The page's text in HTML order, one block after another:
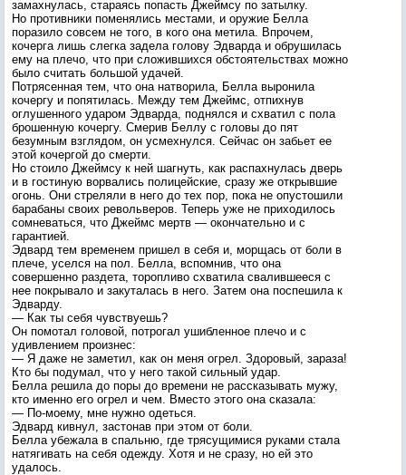
замахнулась, стараясь попасть Джеймсу по затылку.
Но противники поменялись местами, и оружие Белла
поразило совсем не того, в кого она метила. Впрочем,
кочерга лишь слегка задела голову Эдварда и обрушилась
ему на плечо, что при сложившихся обстоятельствах можно
было считать большой удачей.
Потрясенная тем, что она натворила, Белла выронила
кочергу и попятилась. Между тем Джеймс, отпихнув
оглушенного ударом Эдварда, поднялся и схватил с пола
брошенную кочергу. Смерив Беллу с головы до пят
безумным взглядом, он усмехнулся. Сейчас он забьет ее
этой кочергой до смерти.
Но стоило Джеймсу к ней шагнуть, как распахнулась дверь
и в гостиную ворвались полицейские, сразу же открывшие
огонь. Они стреляли в него до тех пор, пока не опустошили
барабаны своих револьверов. Теперь уже не приходилось
сомневаться, что Джеймс мертв — окончательно и с
гарантией.
Эдвард тем временем пришел в себя и, морщась от боли в
плече, уселся на пол. Белла, вспомнив, что она
совершенно раздета, торопливо схватила свалившееся с
нее покрывало и закуталась в него. Затем она поспешила к
Эдварду.
— Как ты себя чувствуешь?
Он помотал головой, потрогал ушибленное плечо и с
удивлением произнес:
— Я даже не заметил, как он меня огрел. Здоровый, зараза!
Кто бы подумал, что у него такой сильный удар.
Белла решила до поры до времени не рассказывать мужу,
кто именно его огрел и чем. Вместо этого она сказала:
— По-моему, мне нужно одеться.
Эдвард кивнул, застонав при этом от боли.
Белла убежала в спальню, где трясущимися руками стала
натягивать на себя одежду. Хотя и не сразу, но ей это
удалось.